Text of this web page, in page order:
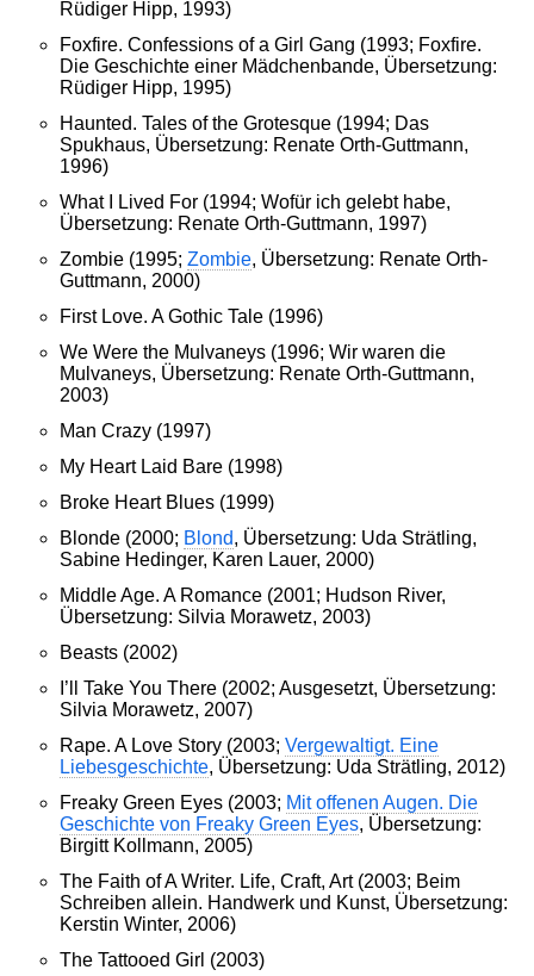
Rüdiger Hipp, 1993)
Foxfire. Confessions of a Girl Gang (1993; Foxfire.
Die Geschichte einer Mädchenbande, Übersetzung:
Rüdiger Hipp, 1995)
Haunted. Tales of the Grotesque (1994; Das
Spukhaus, Übersetzung: Renate Orth-Guttmann,
1996)
What I Lived For (1994; Wofür ich gelebt habe,
Übersetzung: Renate Orth-Guttmann, 1997)
Zombie (1995; Zombie, Übersetzung: Renate Orth-
Guttmann, 2000)
First Love. A Gothic Tale (1996)
We Were the Mulvaneys (1996; Wir waren die
Mulvaneys, Übersetzung: Renate Orth-Guttmann,
2003)
Man Crazy (1997)
My Heart Laid Bare (1998)
Broke Heart Blues (1999)
Blonde (2000; Blond, Übersetzung: Uda Strätling,
Sabine Hedinger, Karen Lauer, 2000)
Middle Age. A Romance (2001; Hudson River,
Übersetzung: Silvia Morawetz, 2003)
Beasts (2002)
I’ll Take You There (2002; Ausgesetzt, Übersetzung:
Silvia Morawetz, 2007)
Rape. A Love Story (2003; Vergewaltigt. Eine
Liebesgeschichte, Übersetzung: Uda Strätling, 2012)
Freaky Green Eyes (2003; Mit offenen Augen. Die
Geschichte von Freaky Green Eyes, Übersetzung:
Birgitt Kollmann, 2005)
The Faith of A Writer. Life, Craft, Art (2003; Beim
Schreiben allein. Handwerk und Kunst, Übersetzung:
Kerstin Winter, 2006)
The Tattooed Girl (2003)